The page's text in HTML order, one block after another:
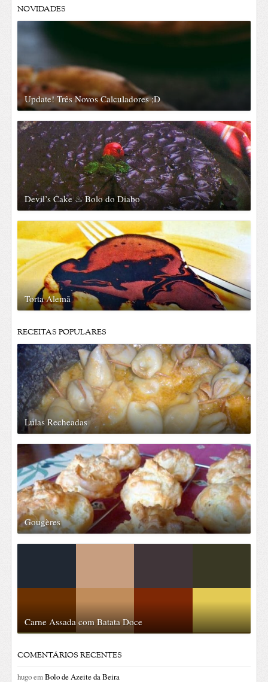
NOVIDADES
Update! Três Novos Calculadores ;D
Devil’s Cake ♨ Bolo do Diabo
Torta Alemã
RECEITAS POPULARES
Lulas Recheadas
Gougères
Carne Assada com Batata Doce
COMENTÁRIOS RECENTES
hugoemBolo de Azeite da Beira